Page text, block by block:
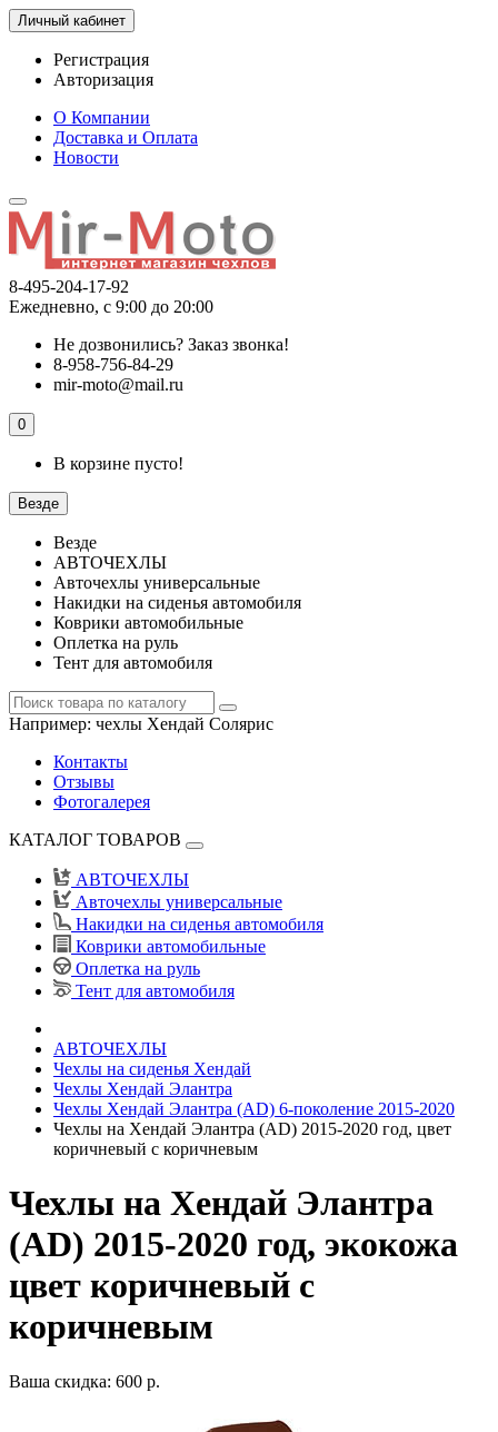
Личный кабинет
Регистрация
Авторизация
О Компании
Доставка и Оплата
Новости
8-495-204-17-92
Ежедневно, с 9:00 до 20:00
Не дозвонились? Заказ звонка!
8-958-756-84-29
mir-moto@mail.ru
0
В корзине пусто!
Везде
Везде
АВТОЧЕХЛЫ
Авточехлы универсальные
Накидки на сиденья автомобиля
Коврики автомобильные
Оплетка на руль
Тент для автомобиля
Например: чехлы Хендай Солярис
Контакты
Отзывы
Фотогалерея
КАТАЛОГ ТОВАРОВ
АВТОЧЕХЛЫ
Авточехлы универсальные
Накидки на сиденья автомобиля
Коврики автомобильные
Оплетка на руль
Тент для автомобиля
АВТОЧЕХЛЫ
Чехлы на сиденья Хендай
Чехлы Хендай Элантра
Чехлы Хендай Элантра (AD) 6-поколение 2015-2020
Чехлы на Хендай Элантра (AD) 2015-2020 год, цвет
коричневый с коричневым
Чехлы на Хендай Элантра
(AD) 2015-2020 год, экокожа
цвет коричневый с
коричневым
Ваша скидка: 600 р.